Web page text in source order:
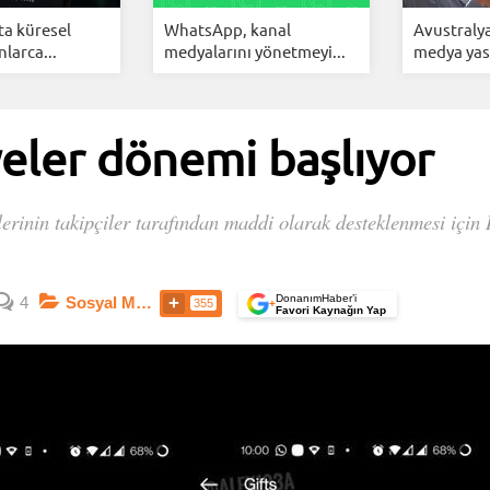
küresel
WhatsApp, kanal
medyalarını yönetmeyi...
medya
dönemi başlıyor
takipçiler tarafından maddi olarak desteklenmesi için
4 Sosyal Medya 355 +DonanımHaber’i
Favori Kaynağın Yap